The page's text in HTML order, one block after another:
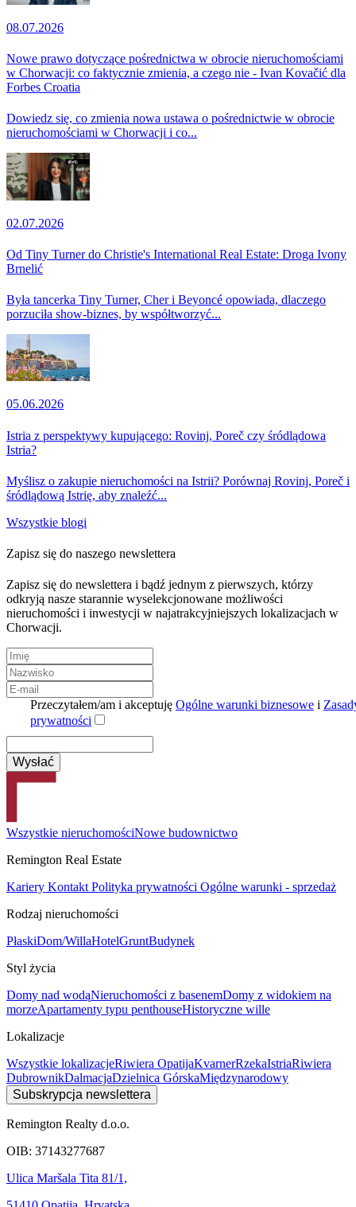
08.07.2026
Nowe prawo dotyczące pośrednictwa w obrocie nieruchomościami
w Chorwacji: co faktycznie zmienia, a czego nie - Ivan Kovačić dla
Forbes Croatia
Dowiedz się, co zmienia nowa ustawa o pośrednictwie w obrocie
nieruchomościami w Chorwacji i co...
02.07.2026
Od Tiny Turner do Christie's International Real Estate: Droga Ivony
Brnelić
Była tancerka Tiny Turner, Cher i Beyoncé opowiada, dlaczego
porzuciła show-biznes, by współtworzyć...
05.06.2026
Istria z perspektywy kupującego: Rovinj, Poreč czy śródlądowa
Istria?
Myślisz o zakupie nieruchomości na Istrii? Porównaj Rovinj, Poreč i
śródlądową Istrię, aby znaleźć...
Wszystkie blogi
Zapisz się do naszego newslettera
Zapisz się do newslettera i bądź jednym z pierwszych, którzy
odkryją nasze starannie wyselekcjonowane możliwości
nieruchomości i inwestycji w najatrakcyjniejszych lokalizacjach w
Chorwacji.
Przeczytałem/am i akceptuję Ogólne warunki biznesowe i
prywatności
Wszystkie nieruchomościNowe budownictwo
Remington Real Estate
Kariery Kontakt Polityka prywatności Ogólne warunki - sprzedaż
Rodzaj nieruchomości
PłaskiDom/WillaHotelGruntBudynek
Styl życia
Domy nad wodąNieruchomości z basenemDomy z widokiem na
morzeApartamenty typu penthouseHistoryczne wille
Lokalizacje
Wszystkie lokalizacjeRiwiera OpatijaKvarnerRzekaIstriaRiwiera
DubrownikDalmacjaDzielnica GórskaMiędzynarodowy
Subskrypcja newslettera
Remington Realty d.o.o.
OIB: 37143277687
Ulica Maršala Tita 81/1,